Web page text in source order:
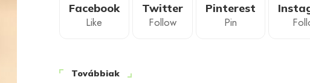
Facebook
Like
Twitter
Follow
Pinterest
Pin
Továbbiak